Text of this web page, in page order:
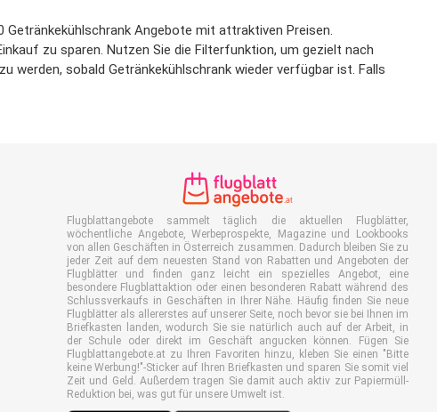
Getränkekühlschrank Angebote mit attraktiven Preisen.
zu sparen. Nutzen Sie die Filterfunktion, um gezielt nach
sobald Getränkekühlschrank wieder verfügbar ist. Falls
Flugblattangebote sammelt täglich die aktuellen Flugblätter,
wöchentliche Angebote, Werbeprospekte, Magazine und Lookbooks
von allen Geschäften in Österreich zusammen. Dadurch bleiben Sie zu
jeder Zeit auf dem neuesten Stand von Rabatten und Angeboten der
Flugblätter und finden ganz leicht ein spezielles Angebot, eine
besondere Flugblattaktion oder einen besonderen Rabatt während des
Schlussverkaufs in Geschäften in Ihrer Nähe. Häufig finden Sie neue
Flugblätter als allererstes auf unserer Seite, noch bevor sie bei Ihnen im
Briefkasten landen, wodurch Sie sie natürlich auch auf der Arbeit, in
der Schule oder direkt im Geschäft angucken können. Fügen Sie
Flugblattangebote.at zu Ihren Favoriten hinzu, kleben Sie einen "Bitte
keine Werbung!"-Sticker auf Ihren Briefkasten und sparen Sie somit viel
Zeit und Geld. Außerdem tragen Sie damit auch aktiv zur Papiermüll-
Reduktion bei, was gut für unsere Umwelt ist.